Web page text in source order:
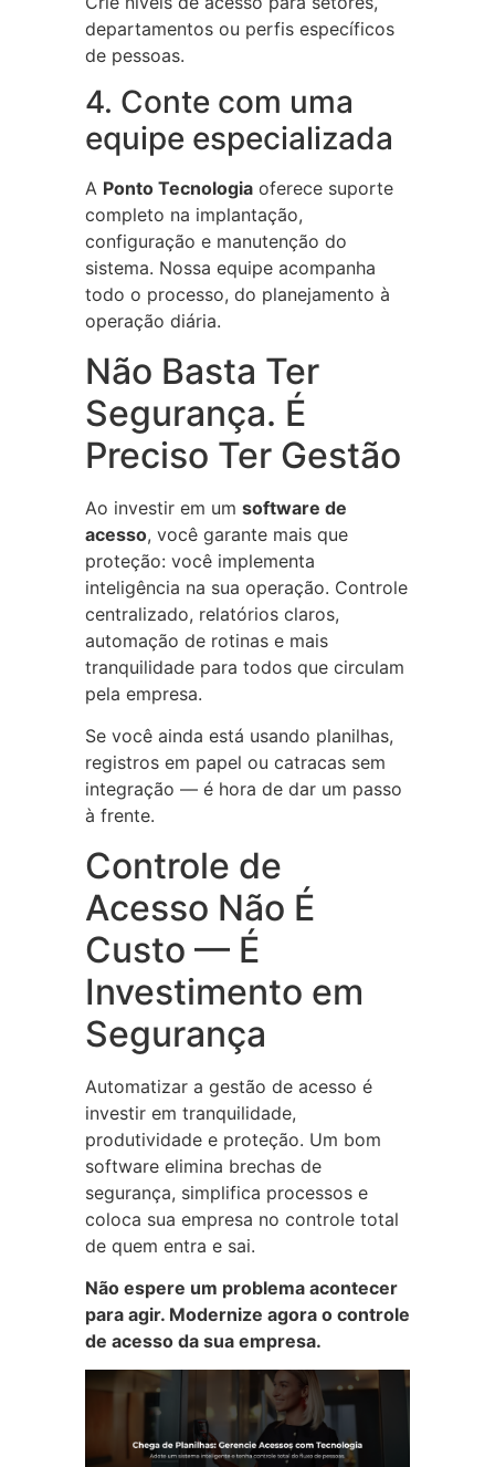
departamentos ou perfis específicos
de pessoas.
4. Conte com uma
equipe especializada
A Ponto Tecnologiaoferece suporte
completo na implantação,
configuração e manutenção do
sistema. Nossa equipe acompanha
todo o processo, do planejamento à
operação diária.
Não Basta Ter
Segurança. É
Preciso Ter Gestão
Ao investir em um software de
acesso, você garante mais que
proteção: você implementa
inteligência na sua operação. Controle
centralizado, relatórios claros,
automação de rotinas e mais
tranquilidade para todos que circulam
pela empresa.
Se você ainda está usando planilhas,
registros em papel ou catracas sem
integração — é hora de dar um passo
à frente.
Controle de
Acesso Não É
Custo — É
Investimento em
Segurança
Automatizar a gestão de acesso é
investir em tranquilidade,
produtividade e proteção. Um bom
software elimina brechas de
segurança, simplifica processos e
coloca sua empresa no controle total
de quem entra e sai.
Não espere um problema acontecer
para agir. Modernize agora o controle
de acesso da sua empresa.